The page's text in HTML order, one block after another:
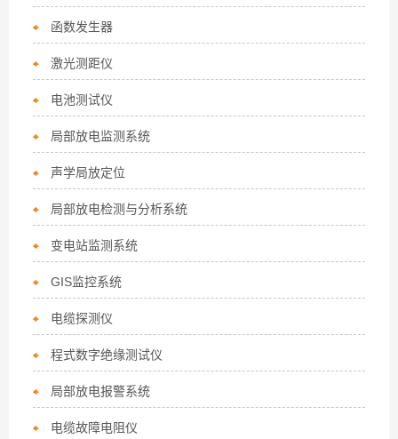
函数发生器
激光测距仪
电池测试仪
局部放电监测系统
声学局放定位
局部放电检测与分析系统
变电站监测系统
GIS监控系统
电缆探测仪
程式数字绝缘测试仪
局部放电报警系统
电缆故障电阻仪